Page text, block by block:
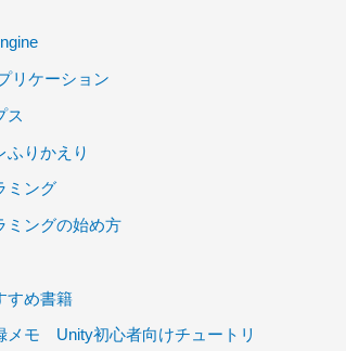
リケーション
ス
ふりかえり
ミング
ミングの始め方
すめ書籍
メモ Unity初心者向けチュートリ